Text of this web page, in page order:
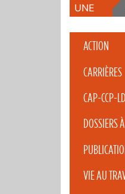
UNE
ACTION
CARRIÈRES
CAP-CCP-
DOSSIERS
VIE AU